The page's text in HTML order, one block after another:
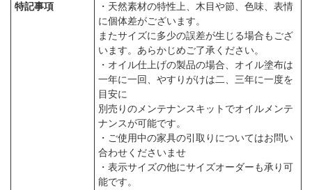
特記事項
・天然素材の特性上、木目や節、色味、表情
に個体差がございます。
またサイズに多少の誤差が生じる場合もござ
います。あらかじめご了承ください。
・オイル仕上げの製品の場合、オイル塗布は
一年に一回、やすりがけは二、三年に一度を
目安に
別売りのメンテナンスキットでオイルメンテ
ナンスが可能です。
・ご使用中の家具の引取りについてはお問い
合わせくださいませ
・表示サイズの他にサイズオーダーも承り可
能です。